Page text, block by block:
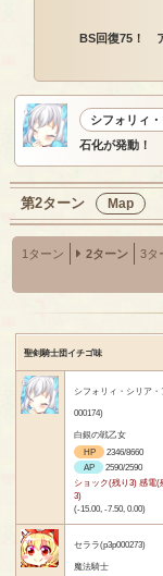
BS回復75！
シフォリィ
石化が発動！
第2ターン Map
1ターン 2ターン 3タ
聖剣騎士団イチゴ味
シフォリィ・シリア
000174)
白銀の戦乙女
HP
2346/8660
AP
2590/2590
ショック(残り3) 感電(
3)
(-15.00, -7.50, 0.00)
セララ(p3p000273)
魔法騎士